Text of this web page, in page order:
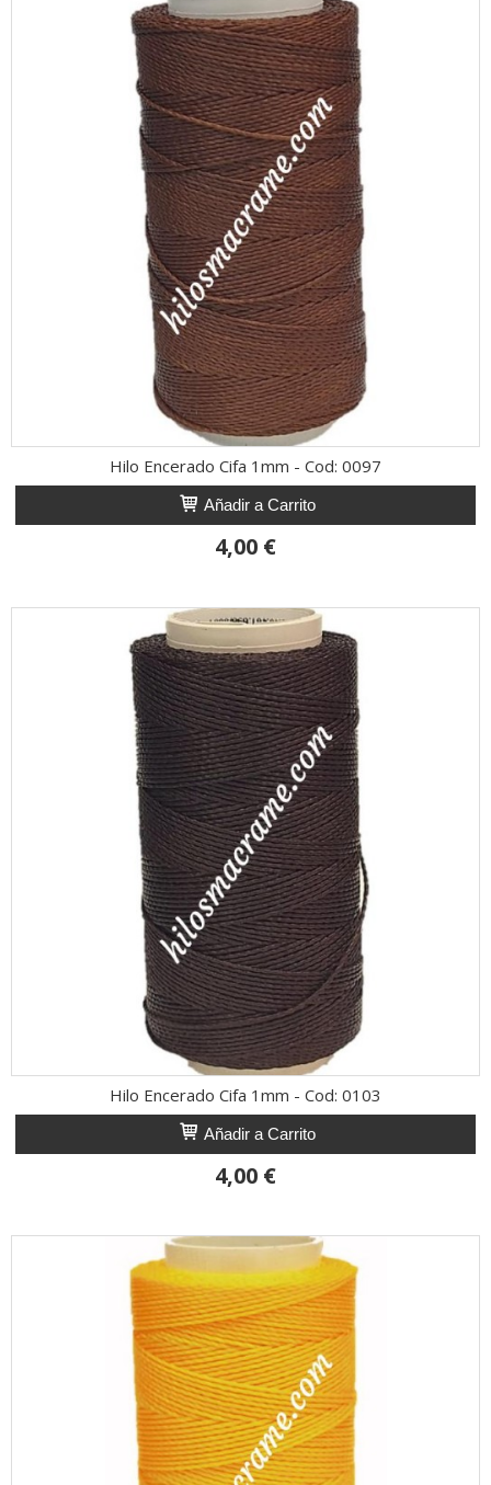
Hilo Encerado Cifa 1mm - Cod: 0097
Añadir a Carrito
4,00 €
Hilo Encerado Cifa 1mm - Cod: 0103
Añadir a Carrito
4,00 €